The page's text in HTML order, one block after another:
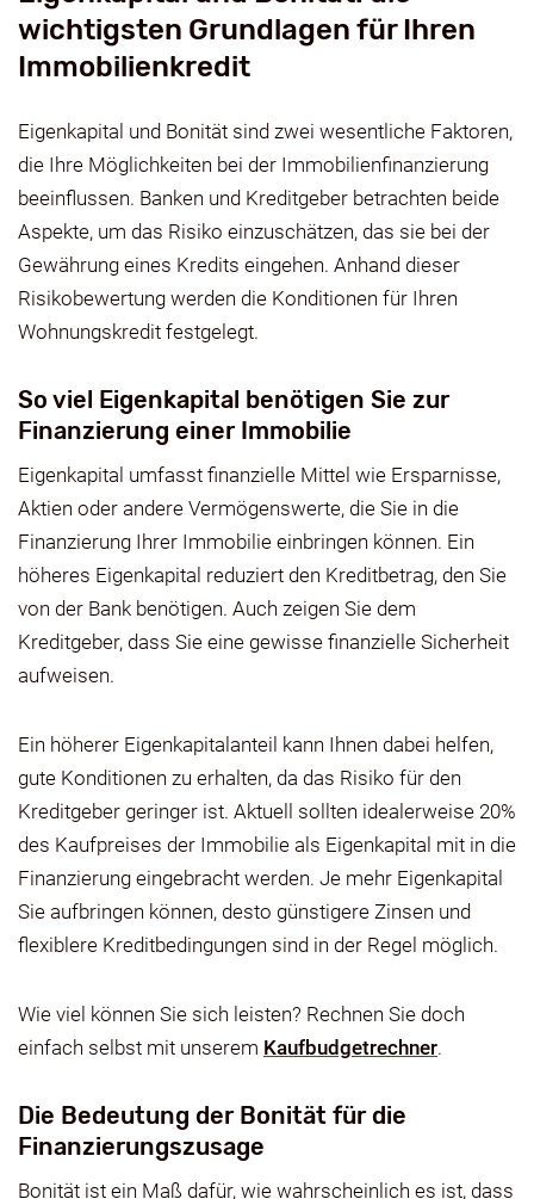
wichtigsten Grundlagen für Ihren
Immobilienkredit
Eigenkapital und Bonität sind zwei wesentliche Faktoren,
die Ihre Möglichkeiten bei der Immobilienfinanzierung
beeinflussen. Banken und Kreditgeber betrachten beide
Aspekte, um das Risiko einzuschätzen, das sie bei der
Gewährung eines Kredits eingehen. Anhand dieser
Risikobewertung werden die Konditionen für Ihren
Wohnungskredit festgelegt.
So viel Eigenkapital benötigen Sie zur
Finanzierung einer Immobilie
Eigenkapital umfasst finanzielle Mittel wie Ersparnisse,
Aktien oder andere Vermögenswerte, die Sie in die
Finanzierung Ihrer Immobilie einbringen können. Ein
höheres Eigenkapital reduziert den Kreditbetrag, den Sie
von der Bank benötigen. Auch zeigen Sie dem
Kreditgeber, dass Sie eine gewisse finanzielle Sicherheit
aufweisen.
Ein höherer Eigenkapitalanteil kann Ihnen dabei helfen,
gute Konditionen zu erhalten, da das Risiko für den
Kreditgeber geringer ist. Aktuell sollten idealerweise 20%
des Kaufpreises der Immobilie als Eigenkapital mit in die
Finanzierung eingebracht werden. Je mehr Eigenkapital
Sie aufbringen können, desto günstigere Zinsen und
flexiblere Kreditbedingungen sind in der Regel möglich.
Wie viel können Sie sich leisten? Rechnen Sie doch
einfach selbst mit unserem Kaufbudgetrechner.
Die Bedeutung der Bonität für die
Finanzierungszusage
Bonität ist ein Maß dafür, wie wahrscheinlich es ist, dass